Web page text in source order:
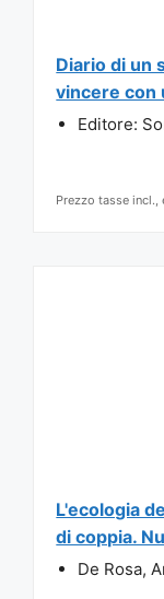
Diario di un
vincere con
Editore:
Prezzo tasse
L'ecologia
di coppia.
De Rosa,